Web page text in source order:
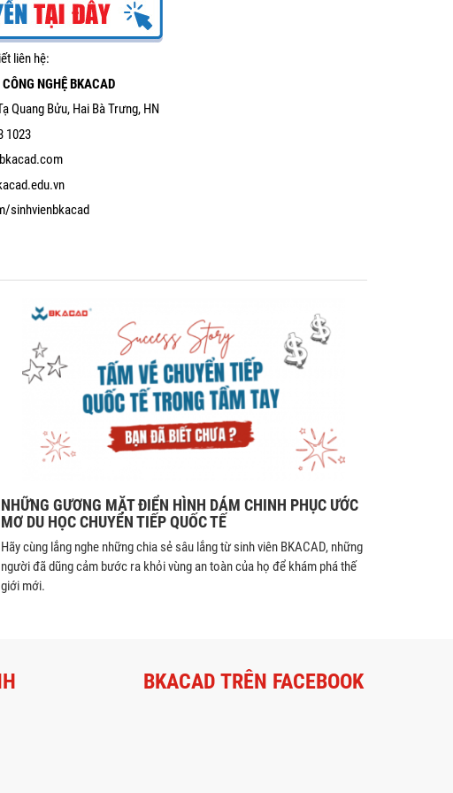
liên hệ:
NGHỆ BKACAD
Quang Bửu, Hai Bà Trưng, HN
1023
sinhvienbkacad
NHỮNG GƯƠNG MẶT ĐIỂN HÌNH DÁM CHINH PHỤC ƯỚC
MƠ DU HỌC CHUYỂN TIẾP QUỐC TẾ
Hãy cùng lắng nghe những chia sẻ sâu lắng từ sinh viên BKACAD, những
người đã dũng cảm bước ra khỏi vùng an toàn của họ để khám phá thế
giới mới.
BKACAD TRÊN FACEBOOK